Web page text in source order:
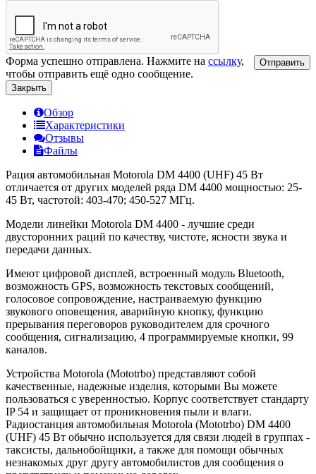
Отправить
Форма успешно отправлена. Нажмите на ссылку,
чтобы отправить ещё одно сообщение.
Закрыть
Обзор
Характеристики
Отзывы
Файлы
Рация автомобильная Motorola DM 4400 (UHF) 45 Вт
отличается от других моделей ряда DM 4400 мощностью: 25-
45 Вт, частотой: 403-470; 450-527 МГц.
Модели линейки Motorola DM 4400 - лучшие среди
двусторонних раций по качеству, чистоте, ясности звука и
передачи данных.
Имеют цифровой дисплей, встроенный модуль Bluetooth,
возможность GPS, возможность текстовых сообщений,
голосовое сопровождение, настраиваемую функцию
звукового оповещения, аварийную кнопку, функцию
прерывания переговоров руководителем для срочного
сообщения, сигнализацию, 4 программируемые кнопки, 99
каналов.
Устройства Motorola (Mototrbo) представляют собой
качественные, надежные изделия, которыми Вы можете
пользоваться с уверенностью. Корпус соответствует стандарту
IP 54 и защищает от проникновения пыли и влаги.
Радиостанция автомобильная Motorola (Mototrbo) DM 4400
(UHF) 45 Вт обычно используется для связи людей в группах -
таксисты, дальнобойщики, а также для помощи обычных
незнакомых друг другу автомобилистов для сообщения о